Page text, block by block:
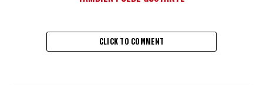
CLICK TO COMMENT